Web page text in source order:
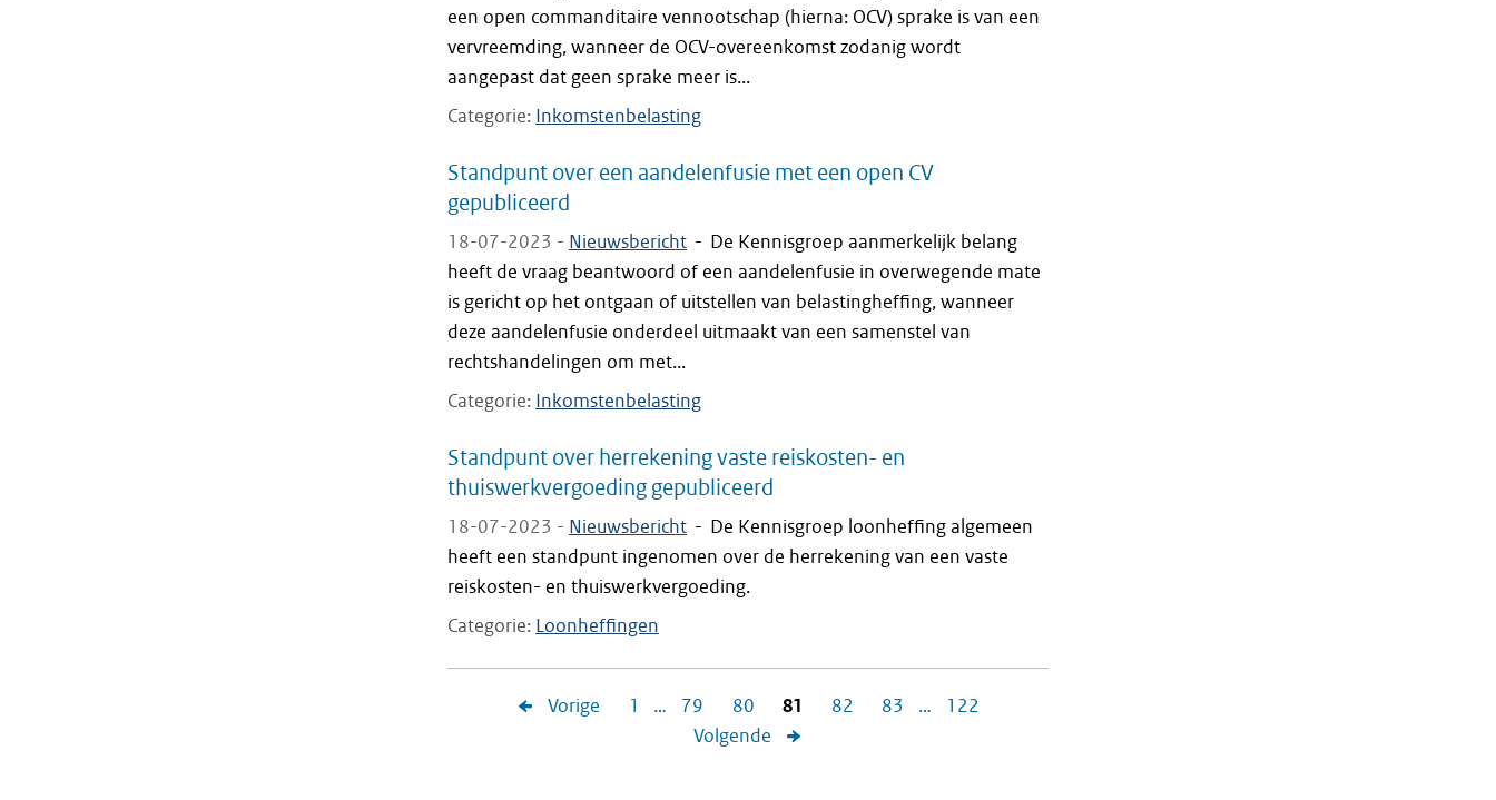
een open commanditaire vennootschap (hierna: OCV) sprake is van een
vervreemding, wanneer de OCV-overeenkomst zodanig wordt
aangepast dat geen sprake meer is...
Categorie Inkomstenbelasting
Standpunt over een aandelenfusie met een open CV
gepubliceerd
18-07-2023 - Nieuwsbericht - De Kennisgroep aanmerkelijk belang
heeft de vraag beantwoord of een aandelenfusie in overwegende mate
is gericht op het ontgaan of uitstellen van belastingheffing, wanneer
deze aandelenfusie onderdeel uitmaakt van een samenstel van
rechtshandelingen om met...
Categorie Inkomstenbelasting
Standpunt over herrekening vaste reiskosten- en
thuiswerkvergoeding gepubliceerd
18-07-2023 - Nieuwsbericht - De Kennisgroep loonheffing algemeen
heeft een standpunt ingenomen over de herrekening van een vaste
reiskosten- en thuiswerkvergoeding.
Categorie Loonheffingen
Vorige 1 … 79 80 81 82 83 …
122
Volgende